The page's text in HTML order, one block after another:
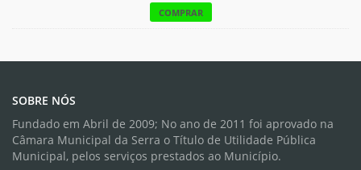
COMPRAR
SOBRE NÓS
Fundado em Abril de 2009; No ano de 2011 foi aprovado na
Câmara Municipal da Serra o Título de Utilidade Pública
Municipal, pelos serviços prestados ao Município.